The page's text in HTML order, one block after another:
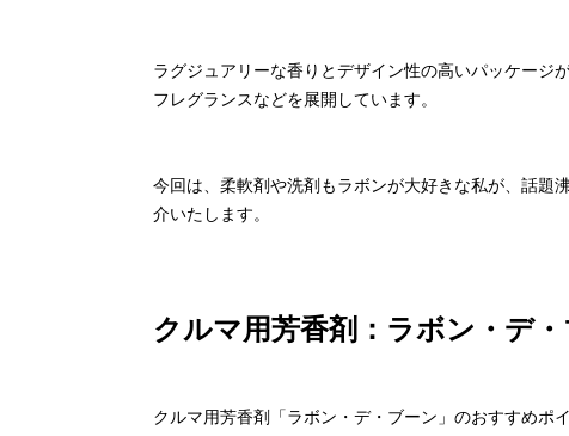
ラグジュアリーな香りとデザイン性の⾼いパッケージ
フレグランスなどを展開しています。
今回は、柔軟剤や洗剤もラボンが大好きな私が、 話題
介いたします。
クルマ用芳香剤：ラボン・デ
クルマ用芳香剤「ラボン・デ・ブーン」のおすすめポ